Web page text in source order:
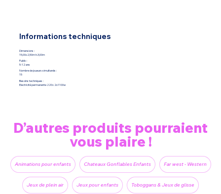
Informations techniques
Dimensions :
15,00x2,50m h.3,00m
Public :
5-12 ans
Nombre de joueurs simultanés :
15
Besoins techniques :
Electricité permanente 220v 2x1100w
D’autres produits pourraient
vous plaire !
Animations pour enfants Chateaux Gonflables Enfants Far west - Western
Jeux de plein air Jeux pour enfants Toboggans & Jeux de glisse